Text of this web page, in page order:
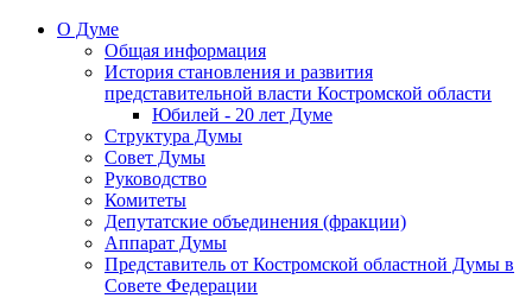
О Думе
Общая информация
История становления и развития
представительной власти Костромской области
Юбилей - 20 лет Думе
Структура Думы
Совет Думы
Руководство
Комитеты
Депутатские объединения (фракции)
Аппарат Думы
Представитель от Костромской областной Думы в
Совете Федерации